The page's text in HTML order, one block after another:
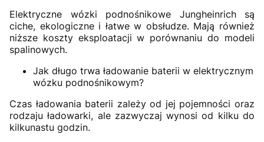
Elektryczne wózki podnośnikowe Jungheinrich są
ciche, ekologiczne i łatwe w obsłudze. Mają również
niższe koszty eksploatacji w porównaniu do modeli
spalinowych.
Jak długo trwa ładowanie baterii w elektrycznym
wózku podnośnikowym?
Czas ładowania baterii zależy od jej pojemności oraz
rodzaju ładowarki, ale zazwyczaj wynosi od kilku do
kilkunastu godzin.